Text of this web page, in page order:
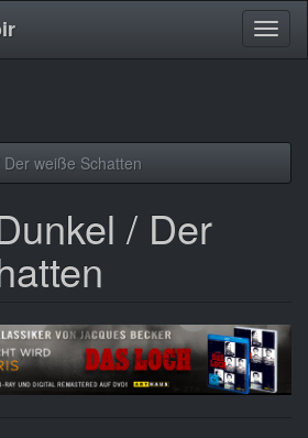
weiße Schatten
/ Der